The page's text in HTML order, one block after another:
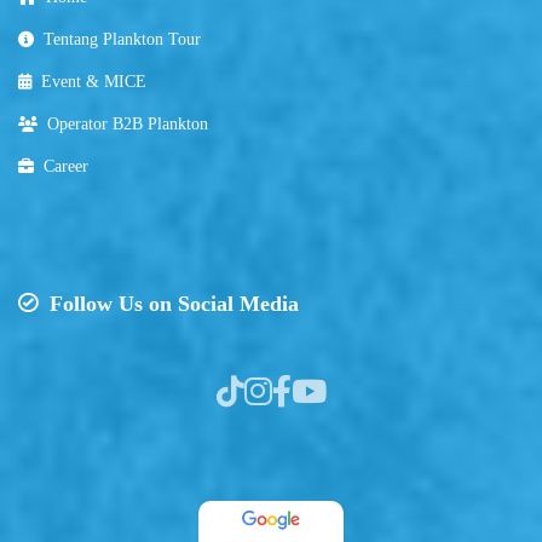
Tentang Plankton Tour
Event & MICE
Operator B2B Plankton
Career
Follow Us on Social Media